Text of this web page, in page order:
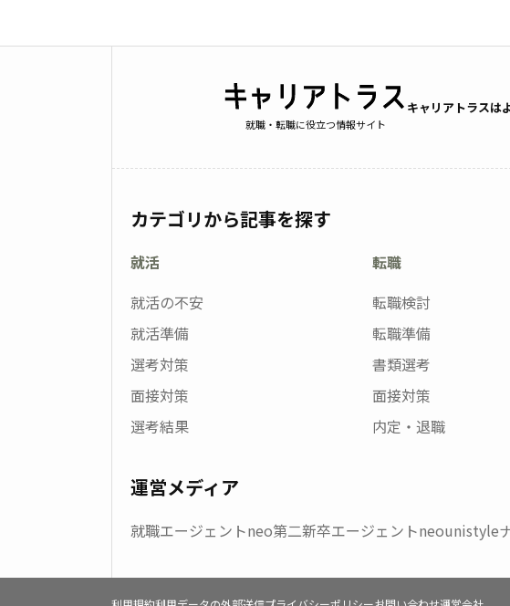
就職・転職に役立つ情報サイト
キャリアトラスは
カテゴリから記事を探す
就活
就活の不安
就活準備
選考対策
面接対策
選考結果
転職
転職検討
転職準備
書類選考
面接対策
内定・退職
運営メディア
就職エージェントneo第二新卒エージェントneounistyle